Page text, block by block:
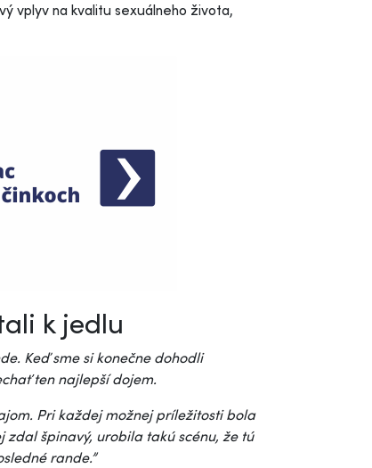
vplyv na kvalitu sexuálneho života,
k jedlu
Keď sme si konečne dohodli
ten najlepší dojem.
Pri každej možnej príležitosti bola
zdal špinavý, urobila takú scénu, že tú
rande.”